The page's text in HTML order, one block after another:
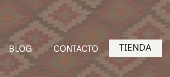
BLOG CONTACTO TIENDA